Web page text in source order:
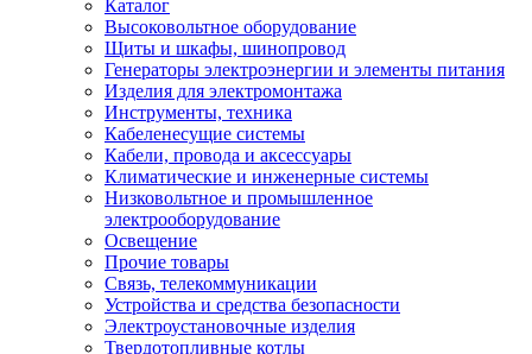
Каталог
Высоковольтное оборудование
Щиты и шкафы, шинопровод
Генераторы электроэнергии и элементы питания
Изделия для электромонтажа
Инструменты, техника
Кабеленесущие системы
Кабели, провода и аксессуары
Климатические и инженерные системы
Низковольтное и промышленное
электрооборудование
Освещение
Прочие товары
Связь, телекоммуникации
Устройства и средства безопасности
Электроустановочные изделия
Твердотопливные котлы